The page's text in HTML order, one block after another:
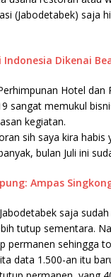
(Jabodetabek) saja
Indonesia Dikenai
Hotel dan
sangat memukul
kegiatan.
sih saya kira
bulan Juli ini
Ampas
saja
tutup sementara.
permanen sehingga
data 1.500-an itu